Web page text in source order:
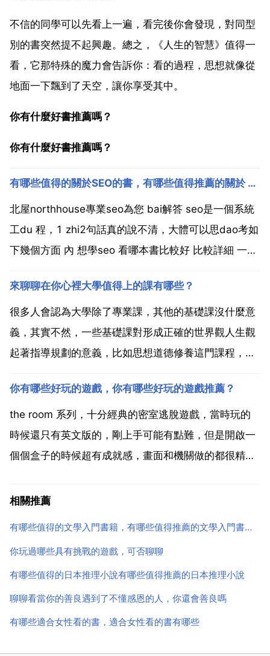
不信的同學可以先看上一遍，看完後你會發現，對同型
別的書突然提不起興趣。總之，《人生的智慧》值得一
看，它那特殊的魔力會告訴你：看的過程，思想就像從
地面一下飄到了天空，讓你享受其中。
你有什麼好書推薦嗎？
你有什麼好書推薦嗎？
有哪些值得的關於SEO的書，有哪些值得推薦的關於 SEO 的書
北屋northhouse專業seo為您 bai解答 seo是一個系統
工du 程，1 zhi2句話真的說不清，大體可以思dao考如
下幾個方面 內 想學seo 看哪本書比較好 比較詳細 一
seo人通用型書籍，裡面包括了各種seo基礎知識，也包
含...
來聊聊在你心裡大學值得上的課有哪些？
很多人會認為大學除了專業課，其他的基礎課沒什麼意
義，其實不然，一些基礎課對形成正確的世界觀人生觀
起著指導規劃的意義，比如思想道德修養這門課程，我
想上哈弗大學，可是不允許啊。體育課，能夠幫助鍛鍊
身體，還有專業課，其他課對專業沒有幫助，沒有上的
必要。個人覺...
你有哪些好玩的遊戲，你有哪些好玩的遊戲推薦？
the room 系列，十分經典的密室逃脫遊戲，當時玩的
時候還只有英文版的，剛上手可能有點難，但是開啟一
個個盒子的時候超有成就感，畫面和機關做的都很精
精美，情節很吸引人，第一章最後簡直沒有想到故事還
相關推薦
有哪些值得的文學入門書籍，有哪些值得推薦的文學入門書籍？
你玩過哪些具有挑戰的遊戲，可否聊聊
有哪些值得的日本推理小說有哪些值得推薦的日本推理小說
聊聊看當你的善良遇到了不懂感恩的人，你還會善良嗎
有哪些適合女性看的書，適合女性看的書有哪些